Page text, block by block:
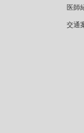
医師
交通